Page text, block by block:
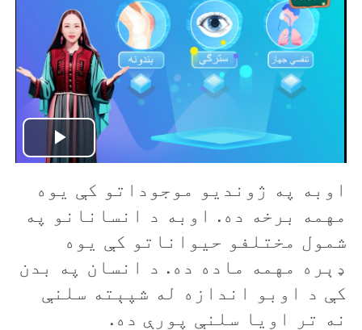
P
l
a
y
V
اوبه په ژونديو موجوداتو کې يوه
مهمه برخه ده. اوبه د انسانانو په
شمول مختلفو حيواناتو کې يوه
ډېره مهمه ماده ده. د انسان په بدن
کې د اوبو اندازه له شپېته سلنې
نه تر اويا سلنې پورې ده.